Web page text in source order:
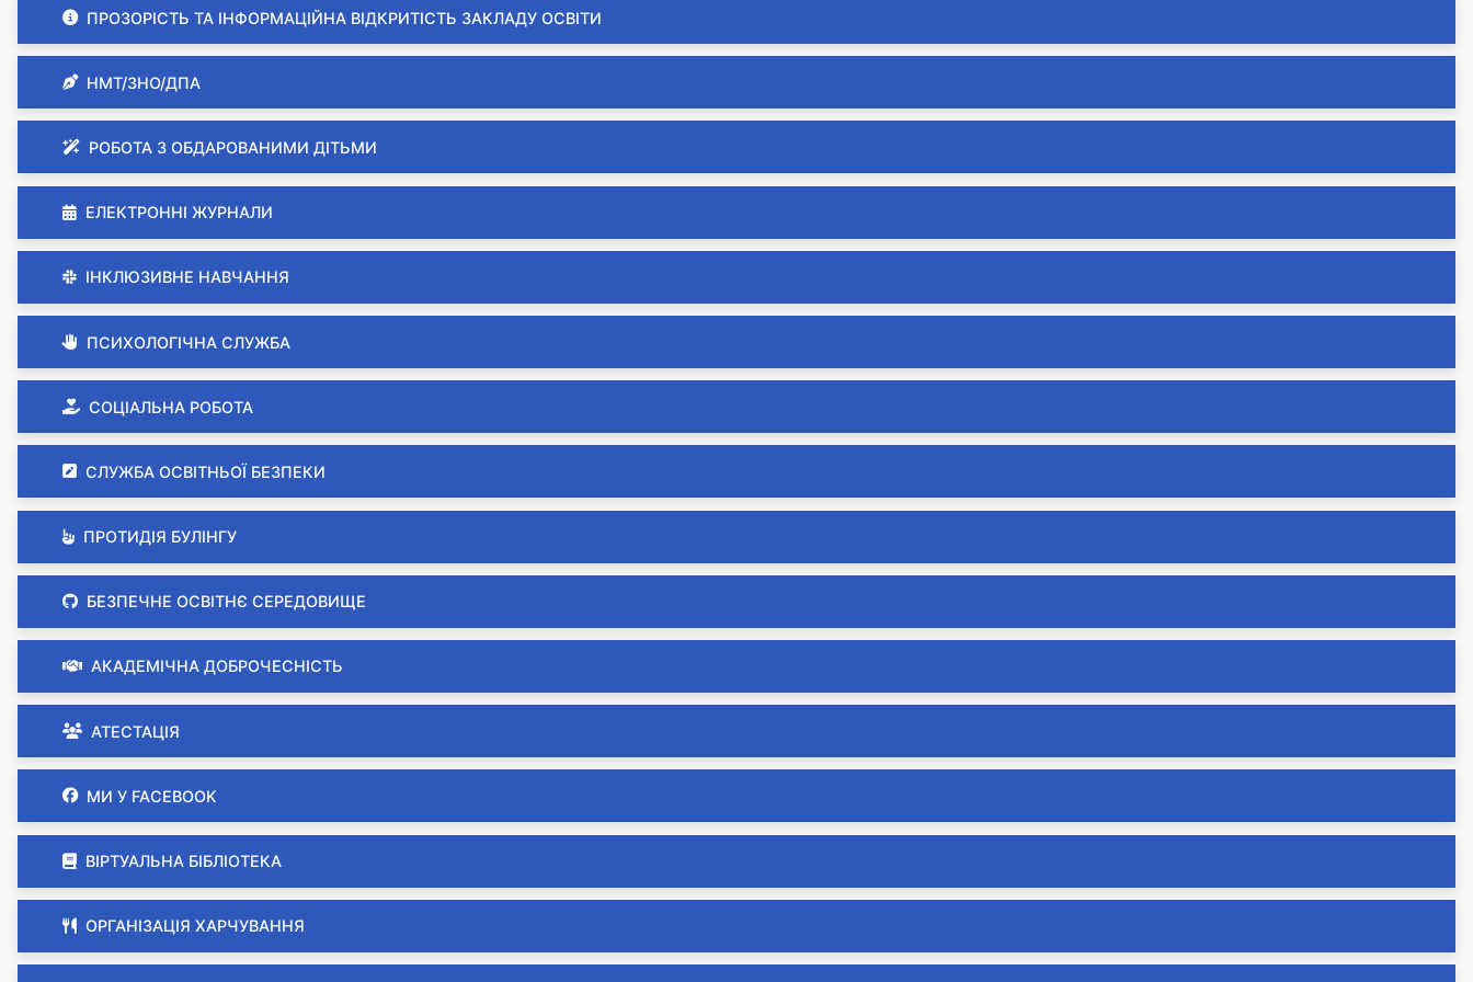
ПРОЗОРІСТЬ ТА ІНФОРМАЦІЙНА ВІДКРИТІСТЬ ЗАКЛАДУ ОСВІТИ
НМТ/ЗНО/ДПА
РОБОТА З ОБДАРОВАНИМИ ДІТЬМИ
ЕЛЕКТРОННІ ЖУРНАЛИ
ІНКЛЮЗИВНЕ НАВЧАННЯ
ПСИХОЛОГІЧНА СЛУЖБА
СОЦІАЛЬНА РОБОТА
СЛУЖБА ОСВІТНЬОЇ БЕЗПЕКИ
ПРОТИДІЯ БУЛІНГУ
БЕЗПЕЧНЕ ОСВІТНЄ СЕРЕДОВИЩЕ
АКАДЕМІЧНА ДОБРОЧЕСНІСТЬ
АТЕСТАЦІЯ
МИ У FACEBOOK
ВІРТУАЛЬНА БІБЛІОТЕКА
ОРГАНІЗАЦІЯ ХАРЧУВАННЯ